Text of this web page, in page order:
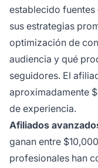
establecido
sus estrategias
optimización de
audiencia y qué
seguidores. El
aproximadamente
de experiencia.
Afiliados
ganan entre
profesionales han